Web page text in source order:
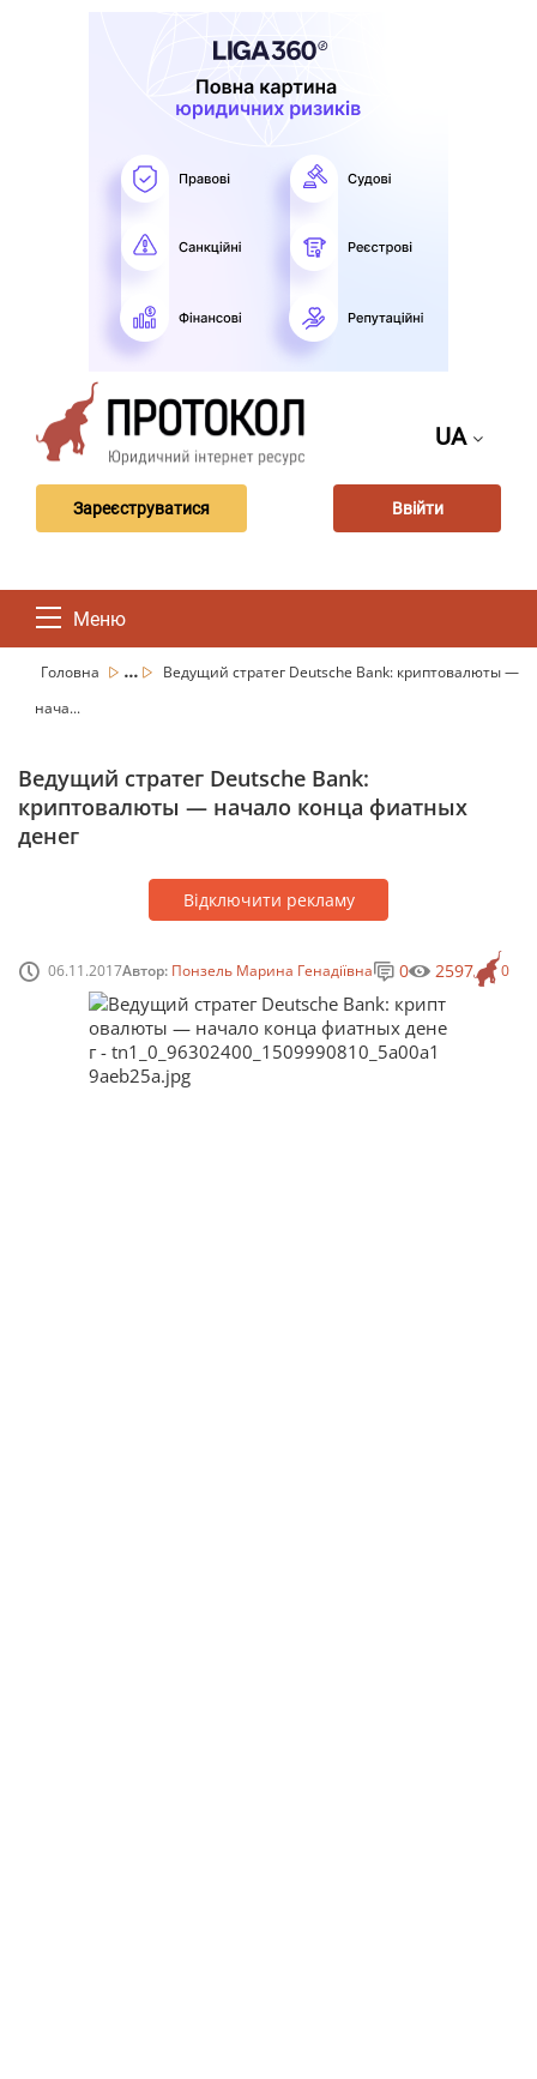
UA
Зареєструватися Ввійти
Меню
Головна ...
Ведущий стратег Deutsche Bank: криптовалюты —
нача...
Ведущий стратег Deutsche Bank:
криптовалюты — начало конца фиатных
денег
Відключити рекламу
06.11.2017Автор: Понзель Марина Генадіївна 0
0 2597